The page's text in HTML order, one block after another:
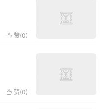
 赞(0)
 赞(0)